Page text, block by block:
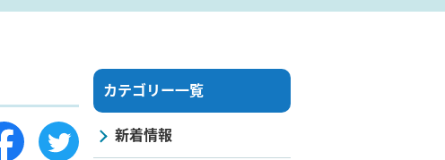
カテゴリー一覧
新着情報